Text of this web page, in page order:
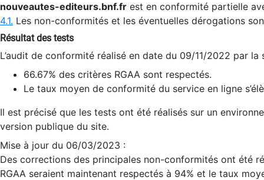
nouveautes-editeurs.bnf.fr est en conformité partielle
4.1. Les non-conformités et les éventuelles dérogations
Résultat des tests
L’audit de conformité réalisé en date du 09/11/2022 par
66.67% des critères RGAA sont respectés.
Le taux moyen de conformité du service en ligne
Il est précisé que les tests ont été réalisés sur un
version publique du site.
Mise à jour du 06/03/2023 :
Des corrections des principales non-conformités ont été
RGAA seraient maintenant respectés à 94% et le taux